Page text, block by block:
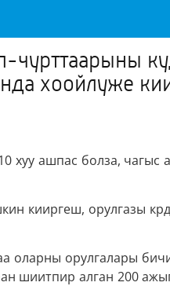
хоойлуже
хуу ашпас болза, чагыс
кииргеш, орулгазы
оларны орулгалары
шиитпир алган 200